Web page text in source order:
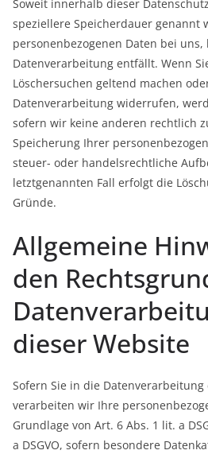
Soweit innerhalb dieser
speziellere Speicherdauer genannt
personenbezogenen Daten bei
Datenverarbeitung entfällt. Wenn
Löschersuchen geltend machen
Datenverarbeitung widerrufen,
sofern wir keine anderen rechtlich
Speicherung Ihrer
steuer- oder handelsrechtliche
letztgenannten Fall erfolgt die
Gründe.
Allgemeine
den
dieser Website
Sofern Sie in die
verarbeiten wir Ihre
Grundlage von Art. 6 Abs. 1 lit. a
a DSGVO, sofern besondere